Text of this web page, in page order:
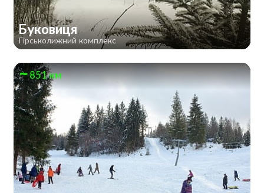
Буковиця
Гірськолижний комплекс
851 км